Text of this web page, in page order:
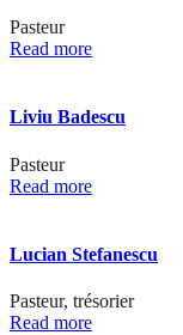
Pasteur
Read more
Liviu Badescu
Pasteur
Read more
Lucian Stefanescu
Pasteur, trésorier
Read more